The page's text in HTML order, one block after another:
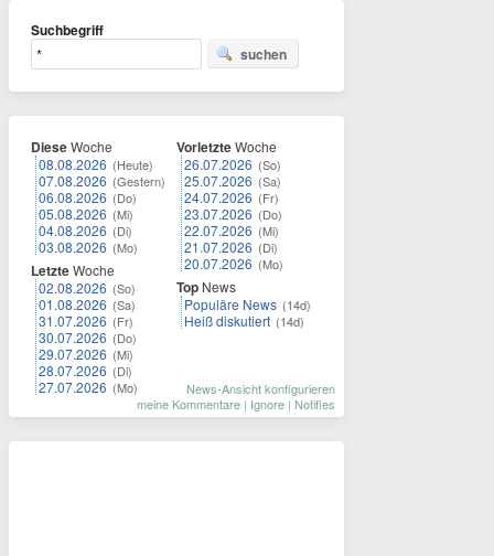
Suchbegriff
suchen
DieseWoche
08.08.2026 (Heute)
07.08.2026 (Gestern)
06.08.2026 (Do)
05.08.2026 (Mi)
04.08.2026 (Di)
03.08.2026 (Mo)
LetzteWoche
02.08.2026 (So)
01.08.2026 (Sa)
31.07.2026 (Fr)
30.07.2026 (Do)
29.07.2026 (Mi)
28.07.2026 (Di)
27.07.2026 (Mo)
VorletzteWoche
26.07.2026 (So)
25.07.2026 (Sa)
24.07.2026 (Fr)
23.07.2026 (Do)
22.07.2026 (Mi)
21.07.2026 (Di)
20.07.2026 (Mo)
Top News
Populäre News (14d)
Heiß diskutiert (14d)
News-Ansicht konfigurieren
meine Kommentare | Ignore | Notifies